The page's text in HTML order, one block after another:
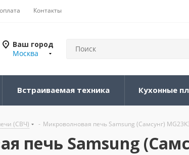
Контакты
Ваш город
Москва
Встраиваемая техника Кухонные
(СВЧ) - Микроволновая печь Samsung (Самсунг)
печь Samsung